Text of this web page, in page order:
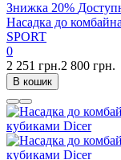
Знижка 20%
Насадка до
SPORT
0
2 251 грн.2 800 грн.
В кошик